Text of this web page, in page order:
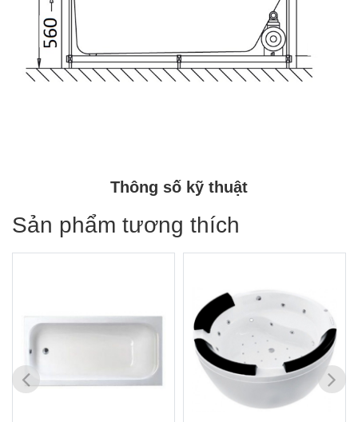
Thông số kỹ thuật
Sản phẩm tương thích